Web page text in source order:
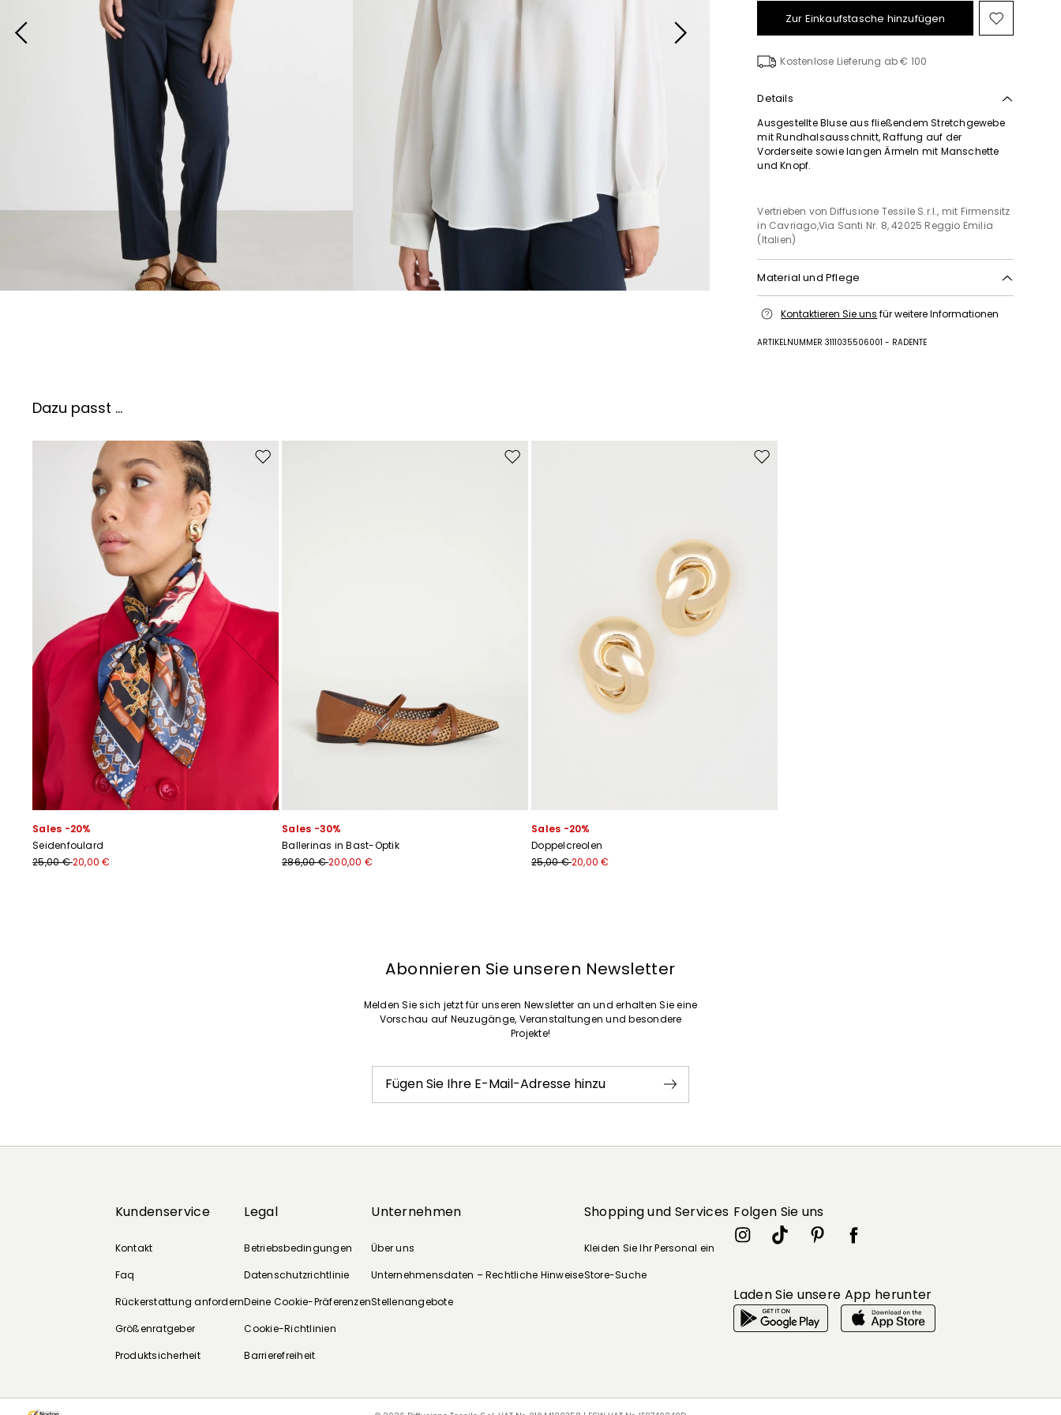
Zur Einkaufstasche hinzufügen Auf
die
Kostenlose Lieferung ab € 100
Details
Ausgestellte Bluse aus fließendem Stretchgewebe
mit Rundhalsausschnitt, Raffung auf der
Vorderseite sowie langen Ärmeln mit Manschette
und Knopf.
Vertrieben von Diffusione Tessile S.r.l., mit Firmensitz
in Cavriago,Via Santi Nr. 8, 42025 Reggio Emilia
(Italien)
Material und Pflege
behandeln; nicht im wäschetrockner trocknen; im
°c; schonende chemische reinigung mit
Kontaktieren Sie uns für weitere Informationen
ARTIKELNUMMER 3111035506001 - RADENTE
Dazu passt ...
Auf die Wunschliste
Sales -20%
Seidenfoulard
25,00 €20,00 €
Auf die Wunschliste
Sales -30%
Ballerinas in Bast-Optik
286,00 €200,00 €
Auf die Wunschliste
Sales -20%
Doppelcreolen
25,00 €20,00 €
Abonnieren Sie unseren Newsletter
Melden Sie sich jetzt für unseren Newsletter an und erhalten Sie eine
Vorschau auf Neuzugänge, Veranstaltungen und besondere
Projekte!
Fügen Sie Ihre E-Mail-Adresse hinzu
Kundenservice
Kontakt
Faq
Rückerstattung anfordern
Größenratgeber
Produktsicherheit
Legal
Betriebsbedingungen
Datenschutzrichtlinie
Deine Cookie-Präferenzen
Cookie-Richtlinien
Barrierefreiheit
Unternehmen
Über uns
Unternehmensdaten – Rechtliche Hinweise
Stellenangebote
Shopping und Services
Kleiden Sie Ihr Personal ein
Store-Suche
Folgen Sie uns
Laden Sie unsere App herunter
Abonnieren Sie unseren
Melden Sie sich jetzt für unseren Newsletter an und erhalten Sie eine
Vorschau auf Neuzugänge, Veranstaltungen und besondere Projekte!
Ich habe dieDatenschutzerklärung